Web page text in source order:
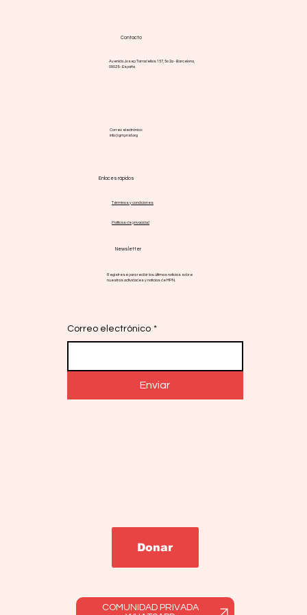
Newsletter
Regístrese para recibir las últimas noticias sobre
nuestras actividades y noticias de MPN.
Correo electrónico *
Enviar
Contacto
Avenida Josep Tarradellas 157, 5o 2a - Barcelona,
08029 - España
Correo electrónico:
info@gmpnsf.org
Enlaces rápidos
Términos y condiciones
Políticas de privacidad
Donar
COMUNIDAD PRIVADA